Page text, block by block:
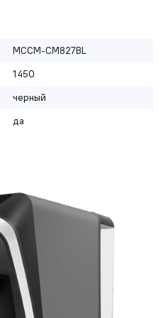
MCCM-CM827BL
1450
черный
да